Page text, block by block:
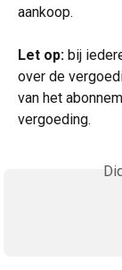
aankoop.
Let op: bij
over de
van het
vergoeding.